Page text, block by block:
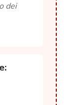
dei